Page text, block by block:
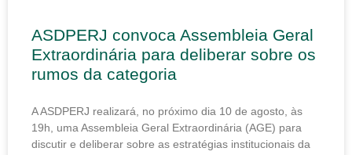
ASDPERJ convoca Assembleia Geral
Extraordinária para deliberar sobre os
rumos da categoria
A ASDPERJ realizará, no próximo dia 10 de agosto, às
19h, uma Assembleia Geral Extraordinária (AGE) para
discutir e deliberar sobre as estratégias institucionais da